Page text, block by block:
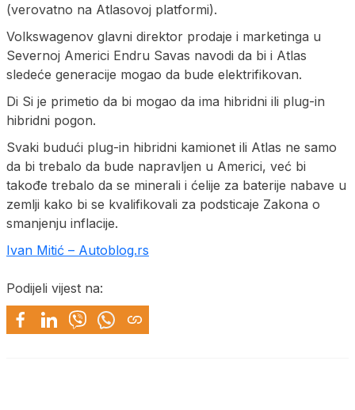
(verovatno na Atlasovoj platformi).
Volkswagenov glavni direktor prodaje i marketinga u
Severnoj Americi Endru Savas navodi da bi i Atlas
sledeće generacije mogao da bude elektrifikovan.
Di Si je primetio da bi mogao da ima hibridni ili plug-in
hibridni pogon.
Svaki budući plug-in hibridni kamionet ili Atlas ne samo
da bi trebalo da bude napravljen u Americi, već bi
takođe trebalo da se minerali i ćelije za baterije nabave u
zemlji kako bi se kvalifikovali za podsticaje Zakona o
smanjenju inflacije.
Ivan Mitić – Autoblog.rs
Podijeli vijest na: